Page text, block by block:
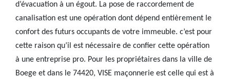
d’évacuation à un égout. La pose de raccordement de
canalisation est une opération dont dépend entièrement le
confort des futurs occupants de votre immeuble. c’est pour
cette raison qu’il est nécessaire de confier cette opération
à une entreprise pro. Pour les propriétaires dans la ville de
Boege et dans le 74420, VISE maçonnerie est celle qui est à